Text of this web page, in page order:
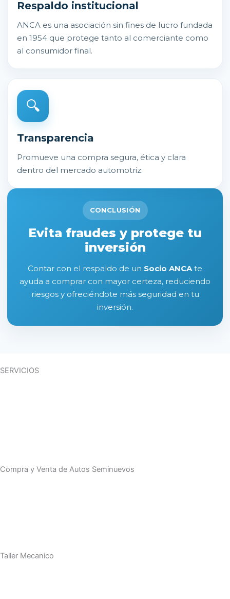
Respaldo institucional
ANCA es una asociación sin fines de lucro fundada
en 1954 que protege tanto al comerciante como
al consumidor final.
🔍
Transparencia
Promueve una compra segura, ética y clara
dentro del mercado automotriz.
CONCLUSIÓN
Evita fraudes y protege tu
inversión
Contar con el respaldo de un Socio ANCAte
ayuda a comprar con mayor certeza, reduciendo
riesgos y ofreciéndote más seguridad en tu
inversión.
SERVICIOS
Compra y Venta de Autos Seminuevos
Taller Mecanico